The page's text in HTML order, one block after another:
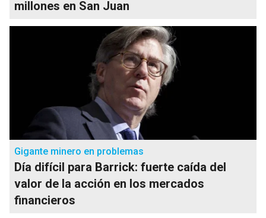
millones en San Juan
Gigante minero en problemas
Día difícil para Barrick: fuerte caída del
valor de la acción en los mercados
financieros